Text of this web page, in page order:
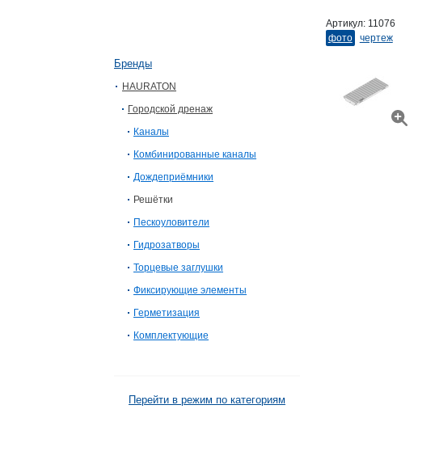
Бренды
HAURATON
Городской дренаж
Каналы
Комбинированные каналы
Дождеприёмники
Решётки
Пескоуловители
Гидрозатворы
Торцевые заглушки
Фиксирующие элементы
Герметизация
Комплектующие
Перейти в режим по категориям
Артикул: 11076
фото
чертеж